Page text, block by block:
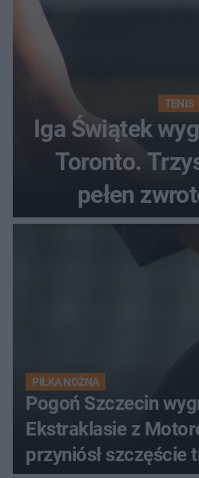
TENIS
Iga Świątek
Toronto.
pełen
PIŁKA NOŻNA
Pogoń Szczecin
Ekstraklasie z
przyniósł szczęście